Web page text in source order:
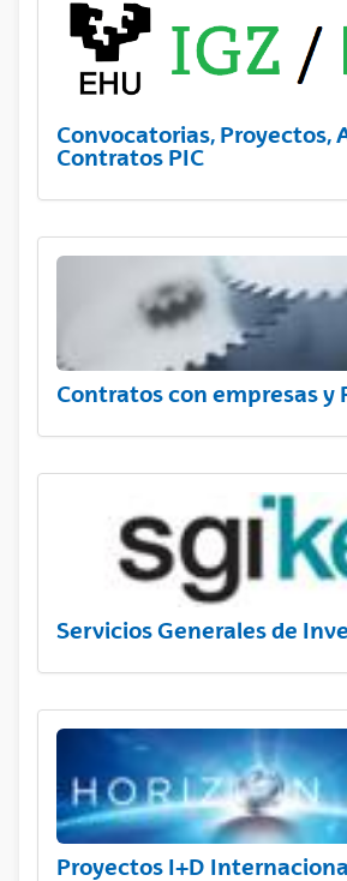
Convocatorias, Proyectos,
Contratos PIC
Contratos con empresas y
Servicios Generales de
Proyectos I+D